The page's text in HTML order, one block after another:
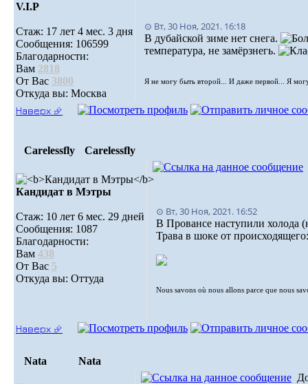
V.I.Р
Стаж: 17 лет 4 мес. 3 дня
Сообщения: 106599
Благодарности:
Вам 2818
От Вас 3800
Откуда вы: Москва
⊙ Вт, 30 Ноя, 2021. 16:18
В дубайской зиме нет снега.
температура, не замёрзнегь.
Я не могу быть второй... И даже первой... Я
Наверх ⮵
Carelessfly Carelessfly
Кандидат в Мэтры
Стаж: 10 лет 6 мес. 29 дней
Сообщения: 1087
Благодарности:
Вам 438
От Вас 5
Откуда вы: Оттуда
⊙ Вт, 30 Ноя, 2021. 16:52
В Провансе наступили холода
Трава в шоке от происходящего:
Nous savons où nous allons parce que nous
Наверх ⮵
Nata Nata